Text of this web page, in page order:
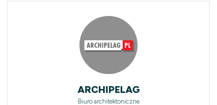
ARCHIPELAG
Biuro architektoniczne